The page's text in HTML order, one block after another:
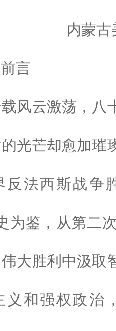
内蒙古
言
载风云激荡，八
光芒却愈加璀
反法西斯战争
为鉴，从第二
大胜利中汲取
义和强权政治